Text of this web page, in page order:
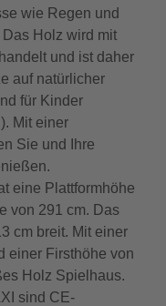
wie Regen und
Holz wird mit
und ist daher
auf natürlicher
für Kinder
Mit einer
Sie und Ihre
eine Plattformhöhe
von 291 cm. Das
cm breit. Mit einer
einer Firsthöhe von
Holz Spielhaus.
sind CE-